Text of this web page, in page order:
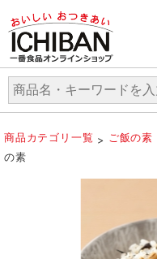
商品カテゴリ一覧 > ご飯の素
の素